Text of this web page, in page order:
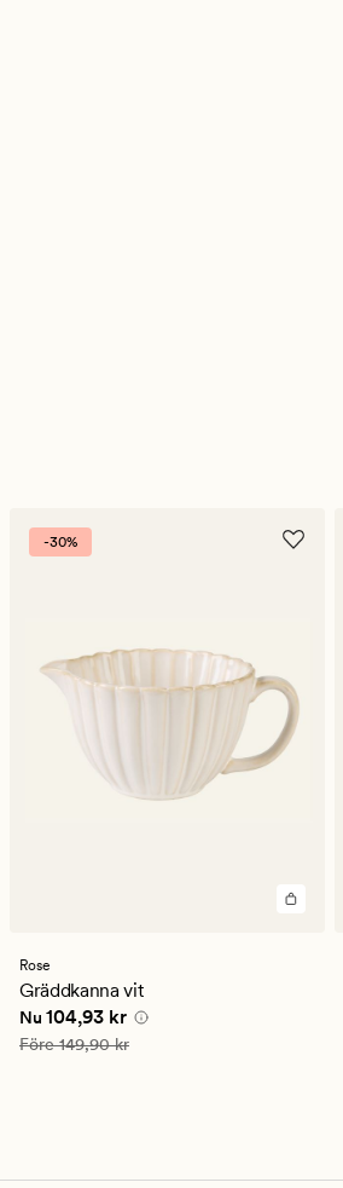
-30%
Rose
Gräddkanna vit
Nuvarande pris
Nu 104,93 kr
Ordinarie pris 149,90 kr
Före149,90 kr